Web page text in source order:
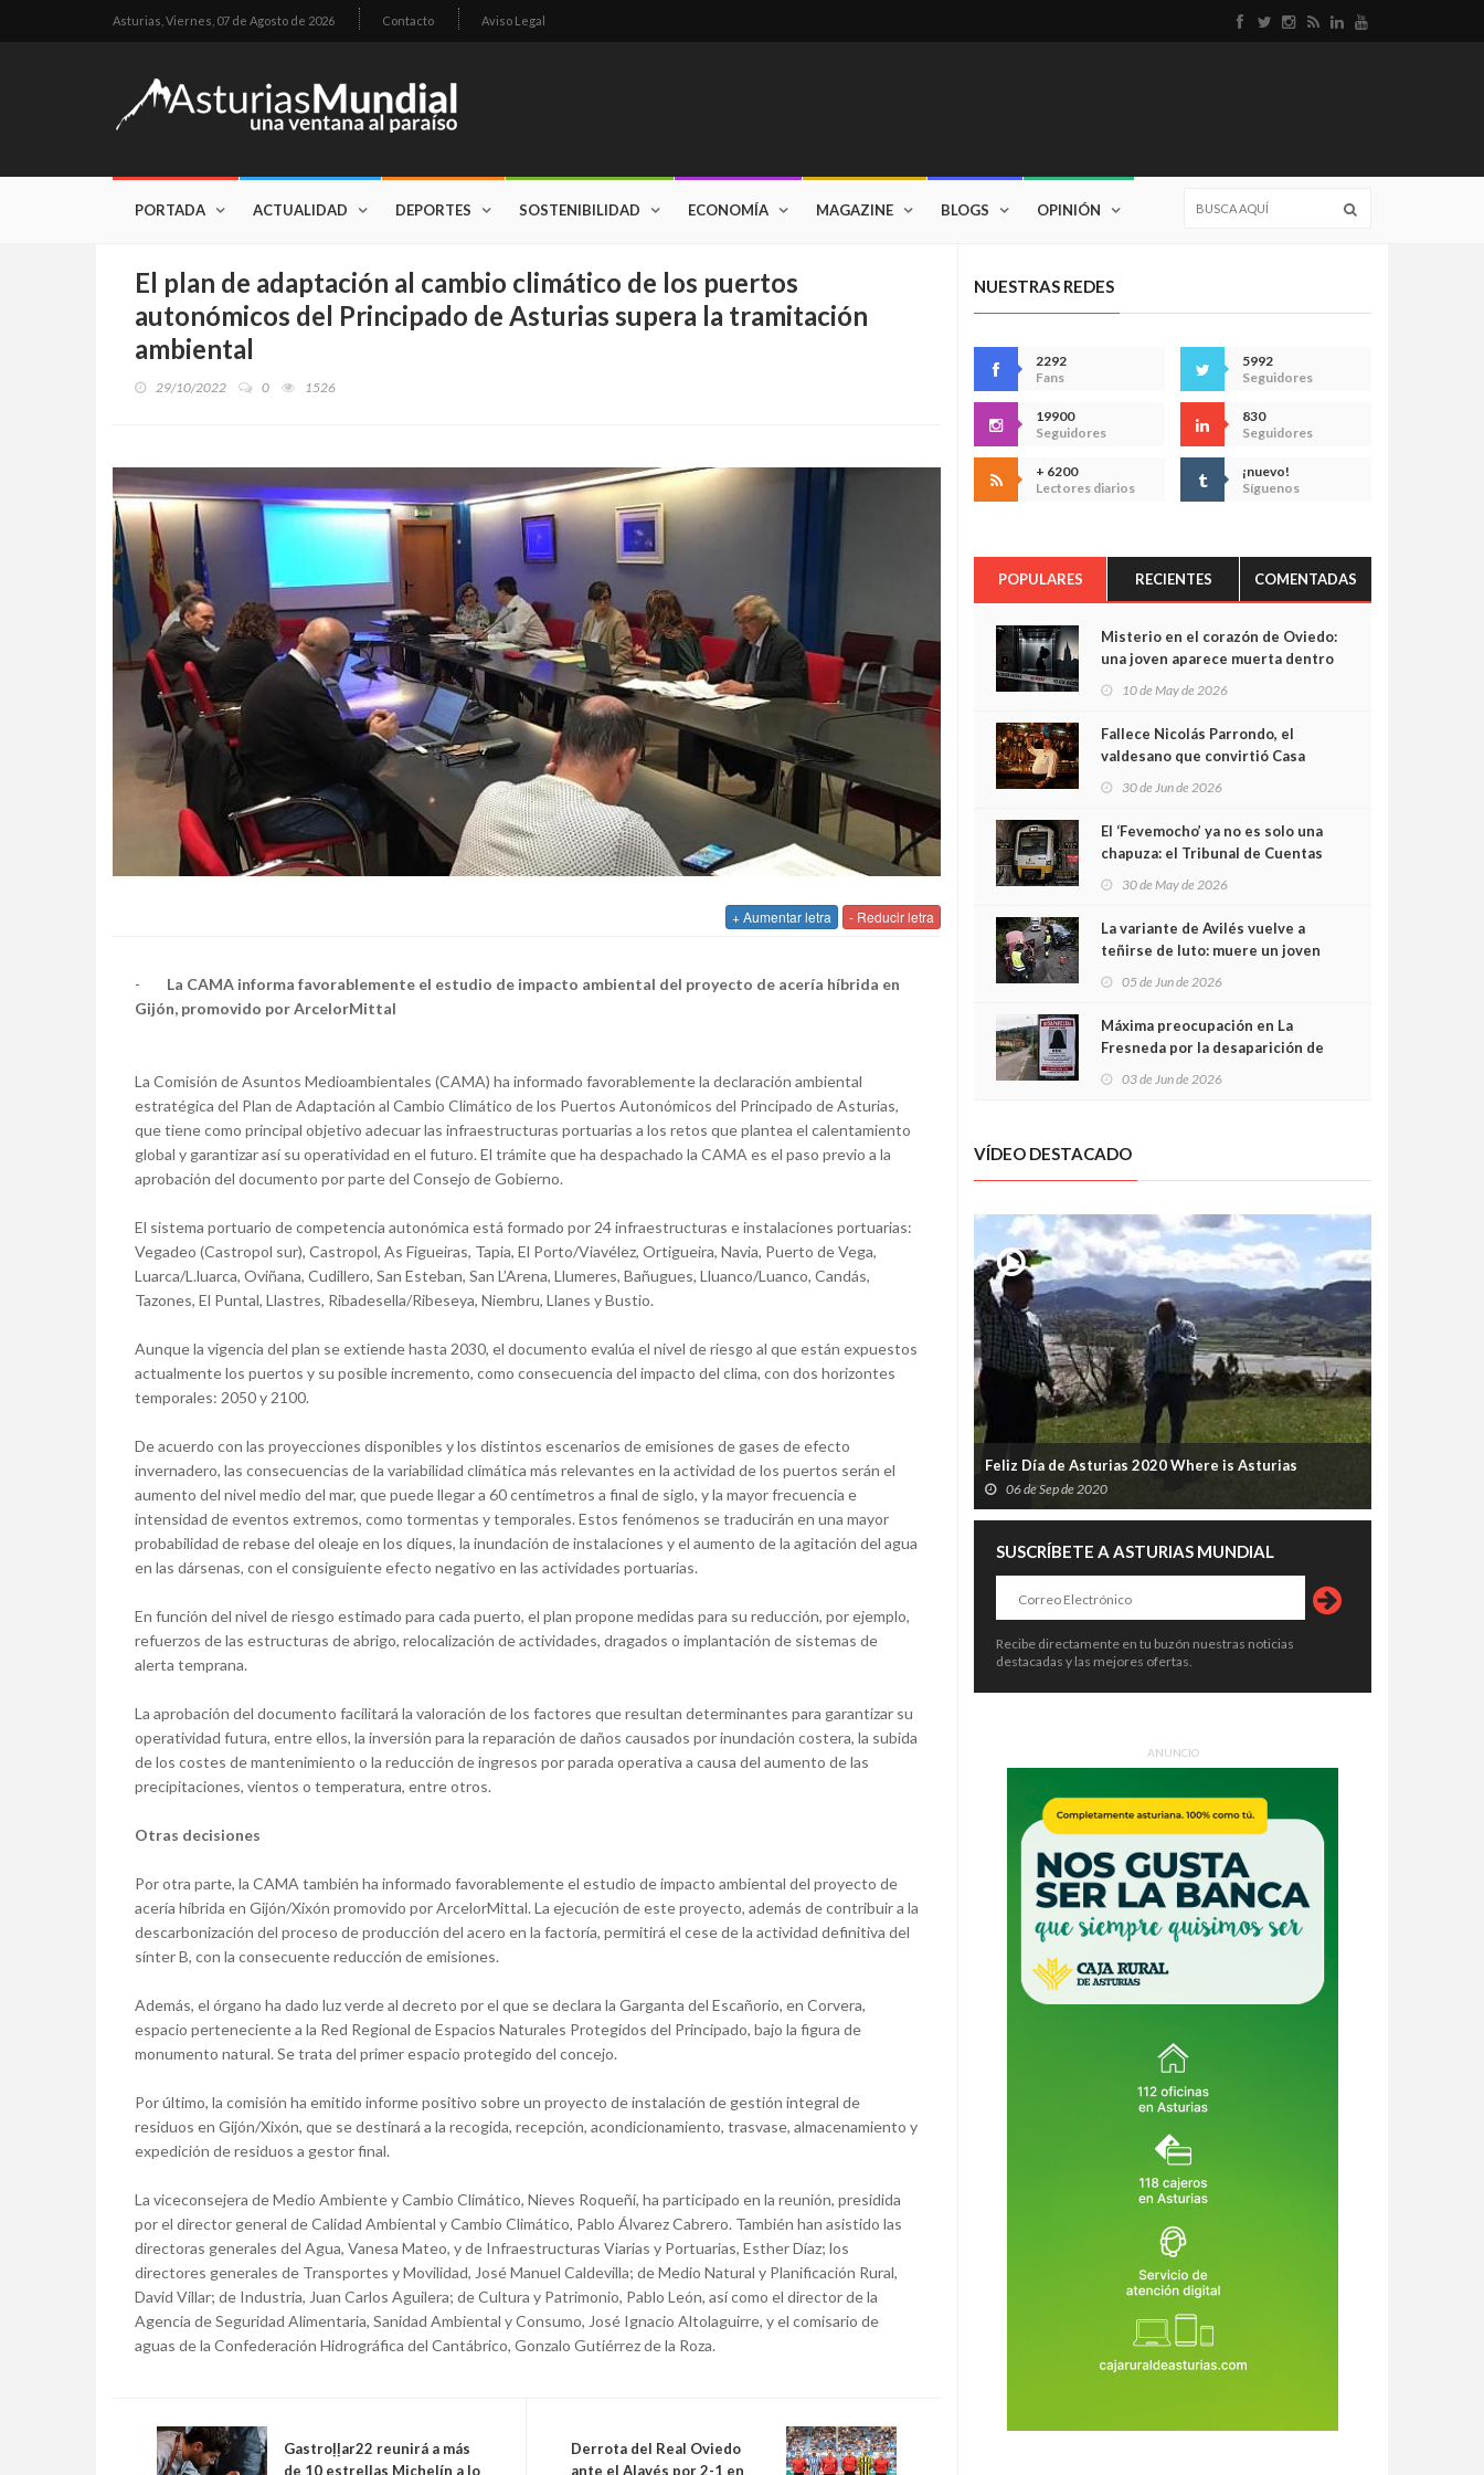
Asturias, Viernes, 07 de Agosto de 2026 Contacto Aviso Legal
PORTADA ACTUALIDAD DEPORTES SOSTENIBILIDAD ECONOMÍA MAGAZINE BLOGS OPINIÓN
El plan de adaptación al cambio climático de los puertos
autonómicos del Principado de Asturias supera la tramitación
ambiental
29/10/2022 0 1526
+ Aumentar letra - Reducir letra
- La CAMA informa favorablemente el estudio de impacto ambiental del proyecto de acería híbrida en
Gijón, promovido por ArcelorMittal
La Comisión de Asuntos Medioambientales (CAMA) ha informado favorablemente la declaración ambiental
estratégica del Plan de Adaptación al Cambio Climático de los Puertos Autonómicos del Principado de Asturias,
que tiene como principal objetivo adecuar las infraestructuras portuarias a los retos que plantea el calentamiento
global y garantizar así su operatividad en el futuro. El trámite que ha despachado la CAMA es el paso previo a la
aprobación del documento por parte del Consejo de Gobierno.
El sistema portuario de competencia autonómica está formado por 24 infraestructuras e instalaciones portuarias:
Vegadeo (Castropol sur), Castropol, As Figueiras, Tapia, El Porto/Viavélez, Ortigueira, Navia, Puerto de Vega,
Luarca/L.luarca, Oviñana, Cudillero, San Esteban, San L’Arena, Llumeres, Bañugues, Lluanco/Luanco, Candás,
Tazones, El Puntal, Llastres, Ribadesella/Ribeseya, Niembru, Llanes y Bustio.
Aunque la vigencia del plan se extiende hasta 2030, el documento evalúa el nivel de riesgo al que están expuestos
actualmente los puertos y su posible incremento, como consecuencia del impacto del clima, con dos horizontes
temporales: 2050 y 2100.
De acuerdo con las proyecciones disponibles y los distintos escenarios de emisiones de gases de efecto
invernadero, las consecuencias de la variabilidad climática más relevantes en la actividad de los puertos serán el
aumento del nivel medio del mar, que puede llegar a 60 centímetros a final de siglo, y la mayor frecuencia e
intensidad de eventos extremos, como tormentas y temporales. Estos fenómenos se traducirán en una mayor
probabilidad de rebase del oleaje en los diques, la inundación de instalaciones y el aumento de la agitación del agua
en las dársenas, con el consiguiente efecto negativo en las actividades portuarias.
En función del nivel de riesgo estimado para cada puerto, el plan propone medidas para su reducción, por ejemplo,
refuerzos de las estructuras de abrigo, relocalización de actividades, dragados o implantación de sistemas de
alerta temprana.
La aprobación del documento facilitará la valoración de los factores que resultan determinantes para garantizar su
operatividad futura, entre ellos, la inversión para la reparación de daños causados por inundación costera, la subida
de los costes de mantenimiento o la reducción de ingresos por parada operativa a causa del aumento de las
precipitaciones, vientos o temperatura, entre otros.
Otras decisiones
Por otra parte, la CAMA también ha informado favorablemente el estudio de impacto ambiental del proyecto de
acería híbrida en Gijón/Xixón promovido por ArcelorMittal. La ejecución de este proyecto, además de contribuir a la
descarbonización del proceso de producción del acero en la factoría, permitirá el cese de la actividad definitiva del
sínter B, con la consecuente reducción de emisiones.
Además, el órgano ha dado luz verde al decreto por el que se declara la Garganta del Escañorio, en Corvera,
espacio perteneciente a la Red Regional de Espacios Naturales Protegidos del Principado, bajo la figura de
monumento natural. Se trata del primer espacio protegido del concejo.
Por último, la comisión ha emitido informe positivo sobre un proyecto de instalación de gestión integral de
residuos en Gijón/Xixón, que se destinará a la recogida, recepción, acondicionamiento, trasvase, almacenamiento y
expedición de residuos a gestor final.
La viceconsejera de Medio Ambiente y Cambio Climático, Nieves Roqueñí, ha participado en la reunión, presidida
por el director general de Calidad Ambiental y Cambio Climático, Pablo Álvarez Cabrero. También han asistido las
directoras generales del Agua, Vanesa Mateo, y de Infraestructuras Viarias y Portuarias, Esther Díaz; los
directores generales de Transportes y Movilidad, José Manuel Caldevilla; de Medio Natural y Planificación Rural,
David Villar; de Industria, Juan Carlos Aguilera; de Cultura y Patrimonio, Pablo León, así como el director de la
Agencia de Seguridad Alimentaria, Sanidad Ambiental y Consumo, José Ignacio Altolaguirre, y el comisario de
aguas de la Confederación Hidrográfica del Cantábrico, Gonzalo Gutiérrez de la Roza.
Gastroḷḷar22 reunirá a más
de 10 estrellas Michelín a lo
Derrota del Real Oviedo
ante el Alavés por 2-1 en
NUESTRAS REDES
2292
Fans
5992
Seguidores
19900
Seguidores
830
Seguidores
+ 6200
Lectores diarios
¡nuevo!
Síguenos
POPULARES RECIENTES COMENTADAS
Misterio en el corazón de Oviedo:
una joven aparece muerta dentro
cámaras captan sus últimos
minutos
10 de May de 2026
Fallece Nicolás Parrondo, el
valdesano que convirtió Casa
30 de Jun de 2026
El ‘Fevemocho’ ya no es solo una
chapuza: el Tribunal de Cuentas
sobrecoste de los trenes que no
cabían por los túneles
30 de May de 2026
La variante de Avilés vuelve a
teñirse de luto: muere un joven
05 de Jun de 2026
Máxima preocupación en La
Fresneda por la desaparición de
03 de Jun de 2026
VÍDEO DESTACADO
Feliz Día de Asturias 2020 Where is Asturias
06 de Sep de 2020
SUSCRÍBETE A ASTURIAS MUNDIAL
Recibe directamente en tu buzón nuestras noticias
destacadas y las mejores ofertas.
ANUNCIO